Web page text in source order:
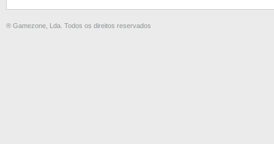
® Gamezone, Lda. Todos os direitos reservados